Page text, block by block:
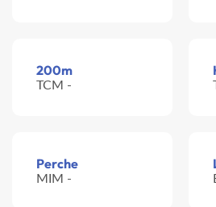
200m
TCM -
Perche
MIM -